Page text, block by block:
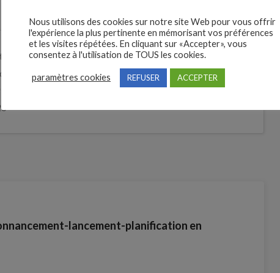
des
Je postule
lancement-planification en
Nous utilisons des cookies sur notre site Web pour vous offrir
l'expérience la plus pertinente en mémorisant vos préférences
et les visites répétées. En cliquant sur «Accepter», vous
consentez à l'utilisation de TOUS les cookies.
paramètres cookies REFUSER ACCEPTER